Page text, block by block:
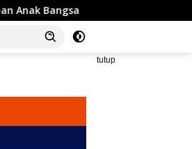
Komisi I DPRD Gorontalo
tutup